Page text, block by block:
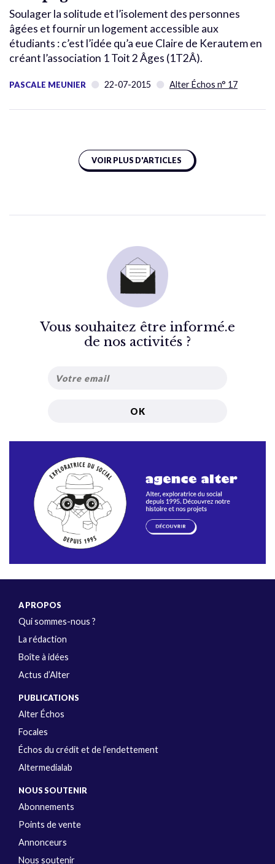
Soulager la solitude et l’isolement des personnes
âgées et fournir un logement accessible aux
étudiants : c’est l’idée qu’a eue Claire de Kerautem en
créant l’association 1 Toit 2 Âges (1T2Â).
PASCALE MEUNIER 22-07-2015 Alter Échos n° 17
VOIR PLUS D'ARTICLES
Vous souhaitez être informé.e
de nos activités ?
A PROPOS
Qui sommes-nous ?
La rédaction
Boîte à idées
Actus d’Alter
PUBLICATIONS
Alter Échos
Focales
Échos du crédit et de l’endettement
Altermedialab
NOUS SOUTENIR
Abonnements
Points de vente
Annonceurs
Nous soutenir